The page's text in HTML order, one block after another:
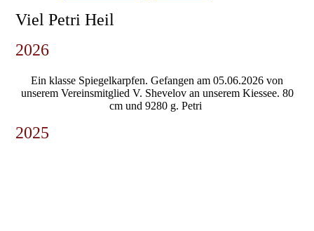
Viel Petri Heil
2026
Ein klasse Spiegelkarpfen. Gefangen am 05.06.2026 von
unserem Vereinsmitglied V. Shevelov an unserem Kiessee. 80
cm und 9280 g. Petri
2025